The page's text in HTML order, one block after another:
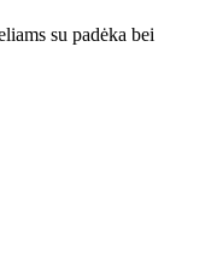
su padėka bei